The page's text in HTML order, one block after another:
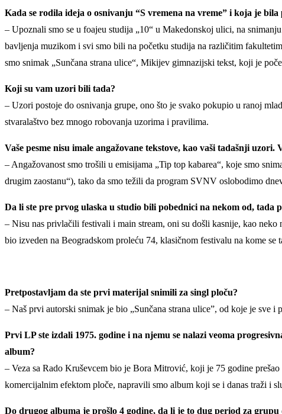
Kada se rodila ideja o osnivanju “S vremena na vreme” i koja je bila
– Upoznali smo se u foajeu studija „10“ u Makedonskoj ulici, na
bavljenja muzikom i svi smo bili na početku studija na različitim
smo snimak „Sunčana strana ulice“, Mikijev gimnazijski tekst, koji je
Koji su vam uzori bili tada?
– Uzori postoje do osnivanja grupe, ono što je svako pokupio u ranoj
stvaralaštvo bez mnogo robovanja uzorima i pravilima.
Vaše pesme nisu imale angažovane tekstove, kao vaši tadašnji
– Angažovanost smo trošili u emisijama „Tip top kabarea“, koje smo
drugim zaostanu“), tako da smo težili da program SVNV oslobodimo
Da li ste pre prvog ulaska u studio bili pobednici na nekom od, tada
– Nisu nas privlačili festivali i main stream, oni su došli kasnije, kao
bio izveden na Beogradskom proleću 74, klasičnom festivalu na kome se
Pretpostavljam da ste prvi materijal snimili za singl ploču?
– Naš prvi autorski snimak je bio „Sunčana strana ulice”, od koje je sve
Prvi LP ste izdali 1975. godine i na njemu se nalazi veoma
album?
– Veza sa Rado Kruševcem bio je Bora Mitrović, koji je 75 godine
komercijalnim efektom ploče, napravili smo album koji se i danas traži i
Do drugog albuma je prošlo 4 godine, da li je to dug period za grupu